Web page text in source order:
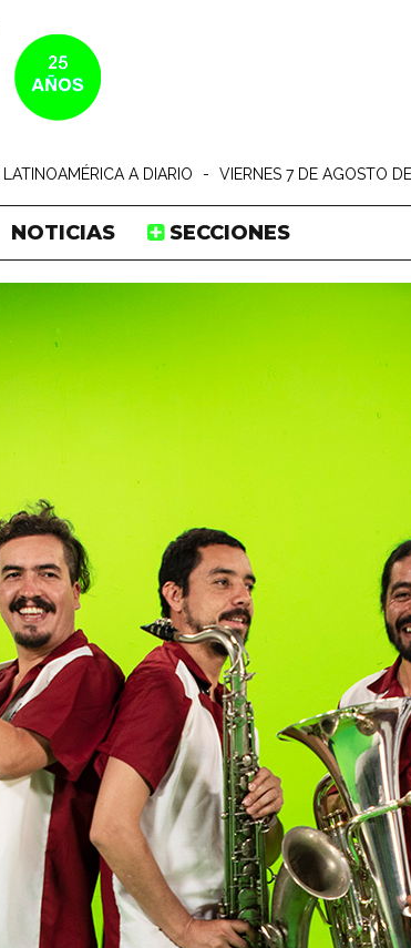
A DIARIO - VIERNES 7 DE AGOSTO
NOTICIAS SECCIONES